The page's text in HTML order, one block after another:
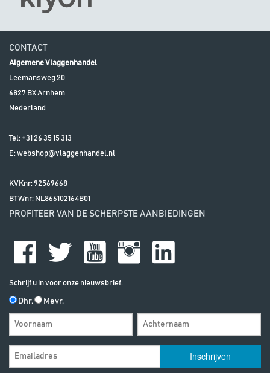
CONTACT
Algemene Vlaggenhandel
Leemansweg 20
6827 BXArnhem
Nederland
Tel: +31 26 35 15 313
E:webshop@vlaggenhandel.nl
KVKnr: 92569668
BTWnr: NL866102164B01
PROFITEER VAN DE SCHERPSTE AANBIEDINGEN
Schrijf u in voor onze nieuwsbrief.
Dhr. Mevr.